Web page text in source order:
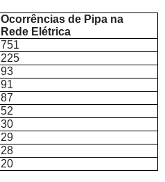
Ocorrências de Pipa na
Rede Elétrica
751
225
93
91
87
52
30
29
28
20